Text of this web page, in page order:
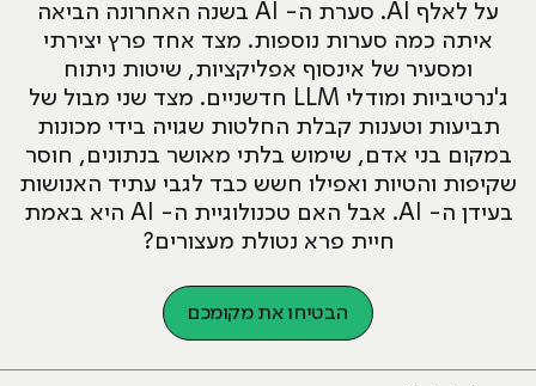
על לאלף AI. סערת ה- AI בשנה האחרונה הביאה
איתה כמה סערות נוספות. מצד אחד פרץ יצירתי
ומסעיר של אינסוף אפליקציות, שיטות ניתוח
ג'נרטיביות ומודלי LLM חדשניים. מצד שני מבול של
תביעות וטענות קבלת החלטות שגויה בידי מכונות
במקום בני אדם, שימוש בלתי מאושר בנתונים, חוסר
שקיפות והטיות ואפילו חשש כבד לגבי עתיד האנושות
בעידן ה- AI. אבל האם טכנולוגיית ה- AI היא באמת
חיית פרא נטולת מעצורים?
הבטיחו את מקומכם